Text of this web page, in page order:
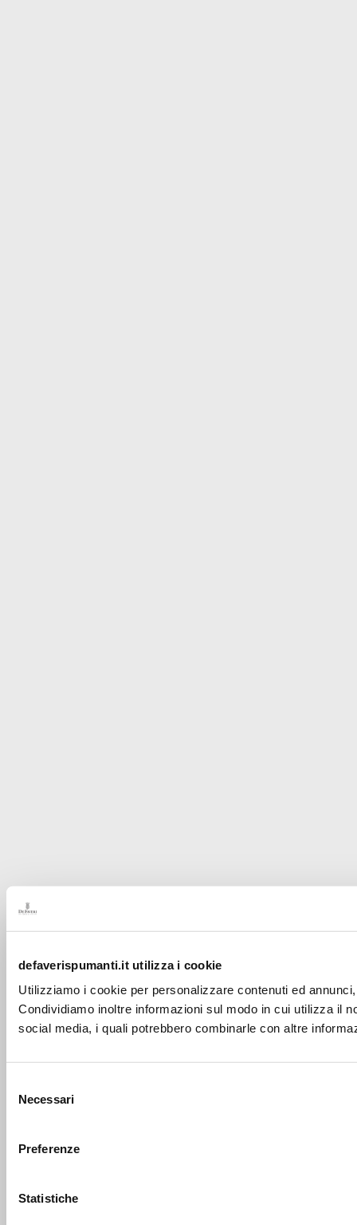
defaverispumanti.it utilizza i cookie
Utilizziamo i cookie per personalizzare contenuti ed
Condividiamo inoltre informazioni sul modo in cui utilizza il
social media, i quali potrebbero combinarle con altre
delNecessari
Preferenze
Statistiche